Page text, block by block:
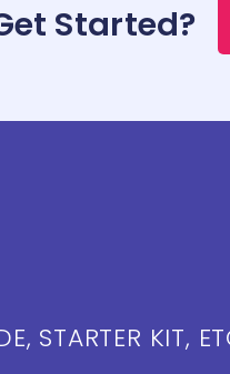
Started?
STARTER KIT,